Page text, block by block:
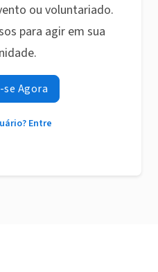
ou voluntariado.
para agir em sua
Agora
Entre